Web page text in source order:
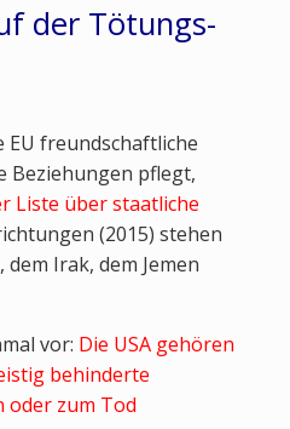
der Tötungs-
EU freundschaftliche
Beziehungen pflegt,
Liste über staatliche
(2015) stehen
Irak, dem Jemen
vor: Die USA gehören
behinderte
oder zum Tod